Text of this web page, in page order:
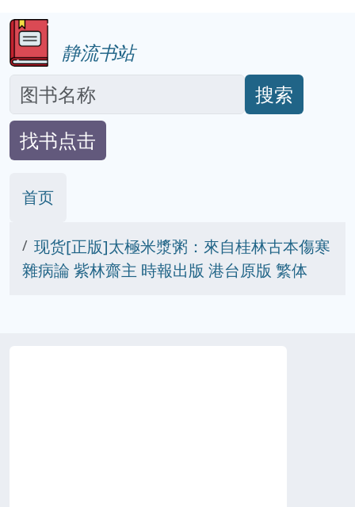
静流书站
搜索
找书点击
首页
现货[正版]太極米漿粥：來自桂林古本傷寒
雜病論 紫林齋主 時報出版 港台原版 繁体